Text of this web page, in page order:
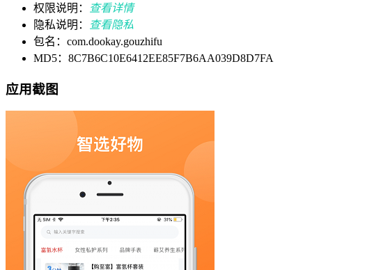
权限说明：
查看详情
隐私说明：
查看隐私
包名：com.dookay.gouzhifu
MD5：8C7B6C10E6412EE85F7B6AA039D8D7FA
应用截图